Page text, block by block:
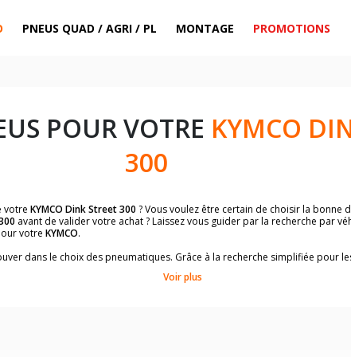
PNEUS QUAD / AGRI / PL MONTAGE PROMOTIONS
POUR VOTRE KYMCO
300
votre KYMCO Dink Street 300 ? Vous voulez être certain de choisir la bonne
avant de valider votre achat ? Laissez vous guider par la recherche par
votre KYMCO.
dans le choix des pneumatiques. Grâce à la recherche simplifiée pour
dimensions de vos pneus ? Ces informations sont indiquées sur le flanc
Voir plus